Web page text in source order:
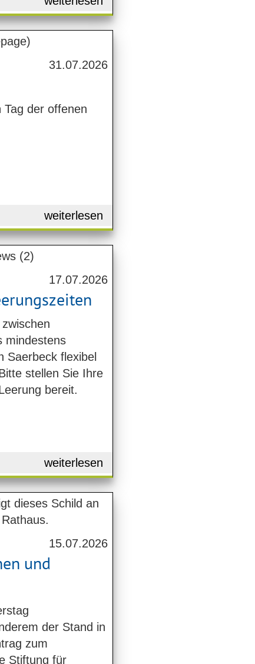
31.07.2026
Tag der offenen
weiterlesen
17.07.2026
mindestens
Saerbeck flexibel
stellen Sie Ihre
bereit.
weiterlesen
und
15.07.2026
der Stand in
zum
Stiftung für